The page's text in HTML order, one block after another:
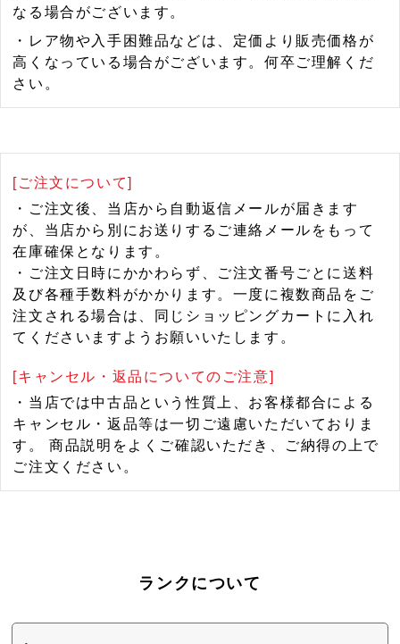
なる場合がございます。
・レア物や入手困難品などは、定価より販売価格が
高くなっている場合がございます。何卒ご理解くだ
さい。
[ご注文について]
・ご注文後、当店から自動返信メールが届きます
が、当店から別にお送りするご連絡メールをもって
在庫確保となります。
・ご注文日時にかかわらず、ご注文番号ごとに送料
及び各種手数料がかかります。一度に複数商品をご
注文される場合は、同じショッピングカートに入れ
てくださいますようお願いいたします。
[キャンセル・返品についてのご注意]
・当店では中古品という性質上、お客様都合による
キャンセル・返品等は一切ご遠慮いただいておりま
す。 商品説明をよくご確認いただき、ご納得の上で
ご注文ください。
ランクについて